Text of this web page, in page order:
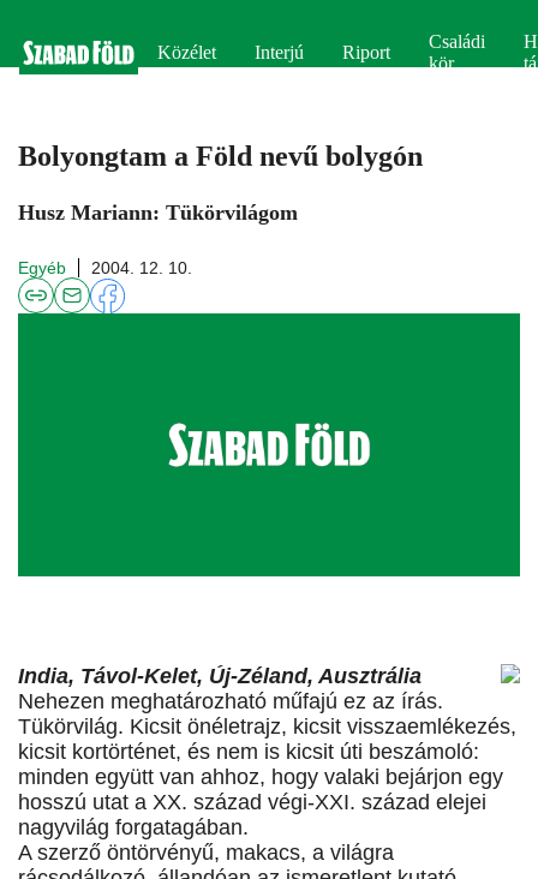
Közélet Interjú Riport
Családi
kör
Bolyongtam a Föld nevű bolygón
Husz Mariann: Tükörvilágom
Egyéb 2004. 12. 10.
India, Távol-Kelet, Új-Zéland, Ausztrália
Nehezen meghatározható műfajú ez az írás.
Tükörvilág. Kicsit önéletrajz, kicsit visszaemlékezés,
kicsit kortörténet, és nem is kicsit úti beszámoló:
minden együtt van ahhoz, hogy valaki bejárjon egy
hosszú utat a XX. század végi-XXI. század elejei
nagyvilág forgatagában.
A szerző öntörvényű, makacs, a világra